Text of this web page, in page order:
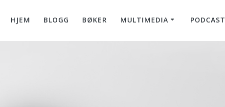
HJEM BLOGG BØKER MULTIMEDIA PODCAST